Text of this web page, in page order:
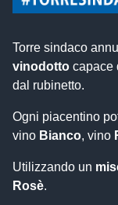
Torre sindaco
vinodotto capace
dal rubinetto.
Ogni piacentino
vino Bianco, vino
Utilizzando un
Rosè.